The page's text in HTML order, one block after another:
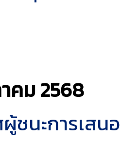
คม2568
ชนะการเสน